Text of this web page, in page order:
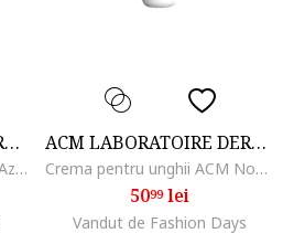
ACM LABORATOIRE DERMATOLOGIQUE
Crema cu acid azelaic, Acm Azeane, 30 ml
ACM LABORATOIRE DERMATOLOGIQUE
Crema pentru unghii ACM Novophane, 15 ml
5099lei
Vandut de Fashion Days